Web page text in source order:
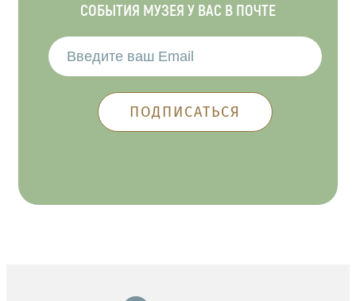
СОБЫТИЯ МУЗЕЯ У ВАС В ПОЧТЕ